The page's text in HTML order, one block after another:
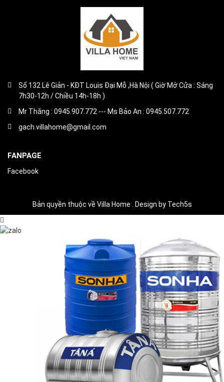
Số 132 Lê Giản - KĐT Louis Đại Mỗ ,Hà Nội ( Giờ Mở Cửa : Sáng
7h30-12h / Chiều 14h-18h )
Mr Thắng : 0945.907.772 --- Ms Bảo An : 0945.507.772
gach.villahome@gmail.com
FANPAGE
Facebook
Bản quyền thuộc về Villa Home . Design by Tech5s